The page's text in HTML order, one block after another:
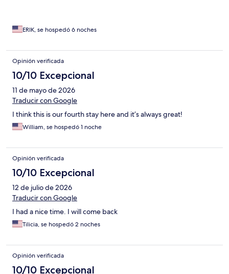
ERIK, se hospedó 6 noches
Opinión verificada
10/10 Excepcional
11 de mayo de 2026
Traducir con Google
I think this is our fourth stay here and it’s always great!
William, se hospedó 1 noche
Opinión verificada
10/10 Excepcional
12 de julio de 2026
Traducir con Google
I had a nice time. I will come back
Tilicia, se hospedó 2 noches
Opinión verificada
10/10 Excepcional